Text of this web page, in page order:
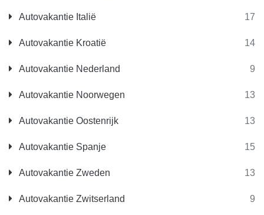
Autovakantie Italië 17
Autovakantie Kroatië 14
Autovakantie Nederland 9
Autovakantie Noorwegen 13
Autovakantie Oostenrijk 13
Autovakantie Spanje 15
Autovakantie Zweden 13
Autovakantie Zwitserland 9